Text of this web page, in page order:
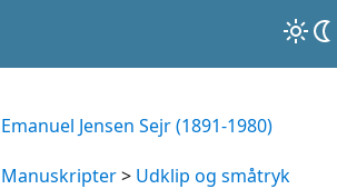
Emanuel Jensen Sejr (1891-1980)
Manuskripter> Udklip og småtryk